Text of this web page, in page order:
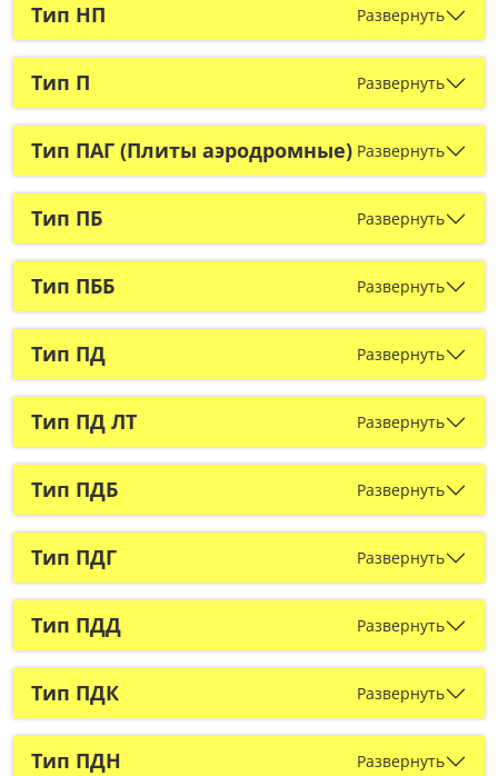
Тип НП Развернуть
Тип П Развернуть
Тип ПАГ (Плиты аэродромные) Развернуть
Тип ПБ Развернуть
Тип ПББ Развернуть
Тип ПД Развернуть
Тип ПД ЛТ Развернуть
Тип ПДБ Развернуть
Тип ПДГ Развернуть
Тип ПДД Развернуть
Тип ПДК Развернуть
Тип ПДН Развернуть